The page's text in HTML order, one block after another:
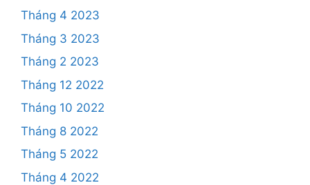
Tháng 4 2023
Tháng 3 2023
Tháng 2 2023
Tháng 12 2022
Tháng 10 2022
Tháng 8 2022
Tháng 5 2022
Tháng 4 2022